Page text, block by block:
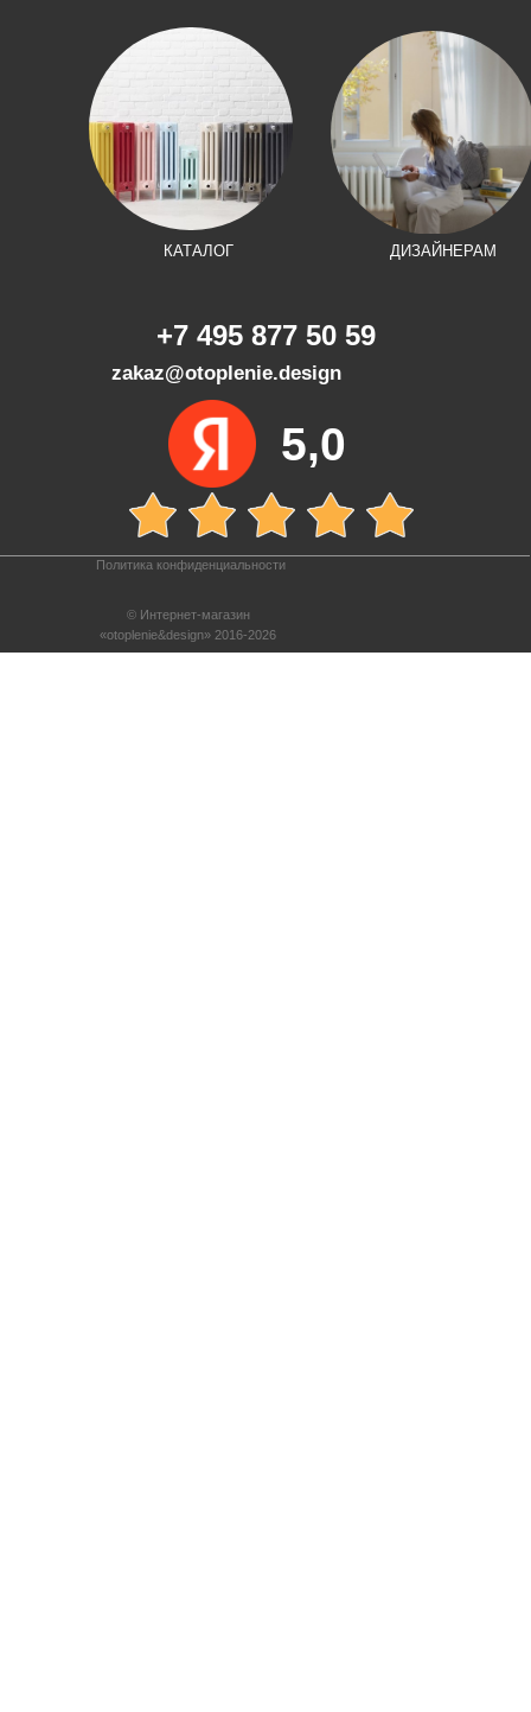
КАТАЛОГ ДИЗАЙНЕРАМ
+7 495 877 50 59
© Интернет-магазин
«otoplenie&design» 2016-2026
Политика конфиденциальности
zakaz@otoplenie.design
5,0